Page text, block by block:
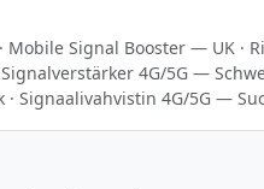
· Mobile Signal Booster — UK ·
Signalverstärker 4G/5G —
· Signaalivahvistin 4G/5G —